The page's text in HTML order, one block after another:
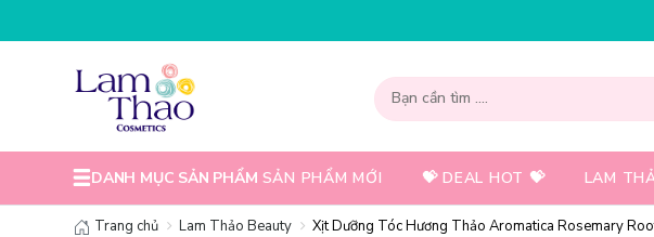
DANH MỤC SẢN PHẨM SẢN PHẨM MỚI 💝 DEAL HOT 💝 LAM
Trang chủ Lam Thảo Beauty Xịt Dưỡng Tóc Hương Thảo Aromatica Rosemary